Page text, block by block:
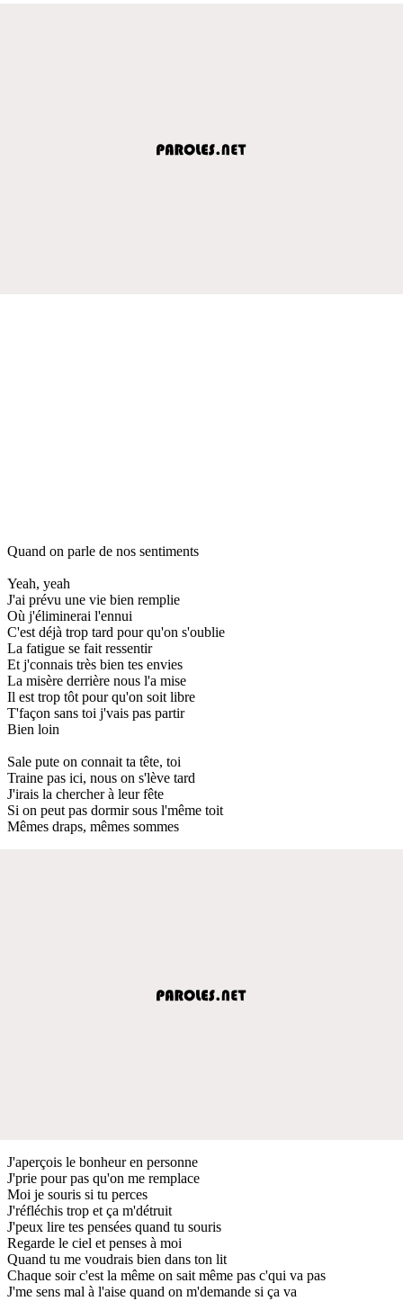
Quand on parle de nos sentiments
Yeah, yeah
J'ai prévu une vie bien remplie
Où j'éliminerai l'ennui
C'est déjà trop tard pour qu'on s'oublie
La fatigue se fait ressentir
Et j'connais très bien tes envies
La misère derrière nous l'a mise
Il est trop tôt pour qu'on soit libre
T'façon sans toi j'vais pas partir
Bien loin
Sale pute on connait ta tête, toi
Traine pas ici, nous on s'lève tard
J'irais la chercher à leur fête
Si on peut pas dormir sous l'même toit
Mêmes draps, mêmes sommes
J'aperçois le bonheur en personne
J'prie pour pas qu'on me remplace
Moi je souris si tu perces
J'réfléchis trop et ça m'détruit
J'peux lire tes pensées quand tu souris
Regarde le ciel et penses à moi
Quand tu me voudrais bien dans ton lit
Chaque soir c'est la même on sait même pas c'qui va pas
J'me sens mal à l'aise quand on m'demande si ça va